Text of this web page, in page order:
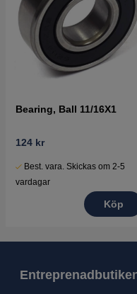
Bearing, Ball 11/16X1
124 kr
Best. vara. Skickas om 2-5
vardagar
Köp